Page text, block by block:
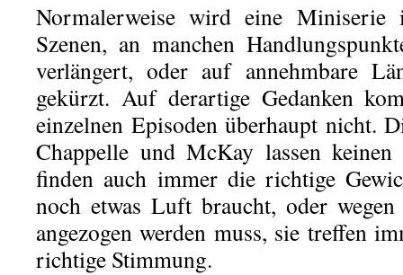
Normalerweise wird eine Miniserie
Szenen, an manchen
verlängert, oder auf annehmbare
gekürzt. Auf derartige Gedanken
einzelnen Episoden überhaupt nicht.
Chappelle und McKay lassen
finden auch immer die richtige
noch etwas Luft braucht, oder wegen
angezogen werden muss, sie treffen
richtige Stimmung.